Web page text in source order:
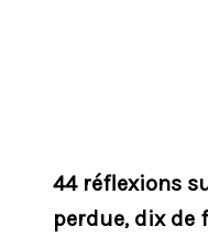
44 réflexions
perdue, dix de